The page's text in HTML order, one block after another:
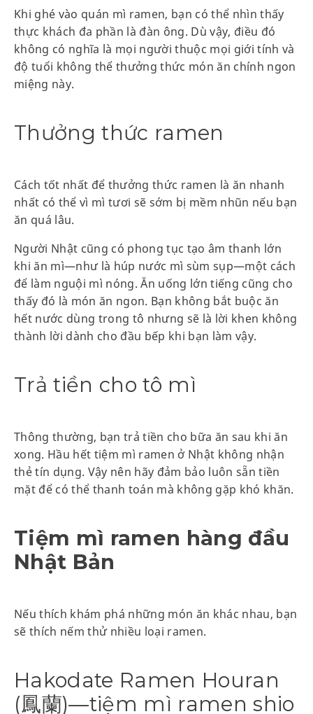
Khi ghé vào quán mì ramen, bạn có thể nhìn thấy
thực khách đa phần là đàn ông. Dù vậy, điều đó
không có nghĩa là mọi người thuộc mọi giới tính và
độ tuổi không thể thưởng thức món ăn chính ngon
miệng này.
Thưởng thức ramen
Cách tốt nhất để thưởng thức ramen là ăn nhanh
nhất có thể vì mì tươi sẽ sớm bị mềm nhũn nếu bạn
ăn quá lâu.
Người Nhật cũng có phong tục tạo âm thanh lớn
khi ăn mì—như là húp nước mì sùm sụp—một cách
để làm nguội mì nóng. Ăn uống lớn tiếng cũng cho
thấy đó là món ăn ngon. Bạn không bắt buộc ăn
hết nước dùng trong tô nhưng sẽ là lời khen không
thành lời dành cho đầu bếp khi bạn làm vậy.
Trả tiền cho tô mì
Thông thường, bạn trả tiền cho bữa ăn sau khi ăn
xong. Hầu hết tiệm mì ramen ở Nhật không nhận
thẻ tín dụng. Vậy nên hãy đảm bảo luôn sẵn tiền
mặt để có thể thanh toán mà không gặp khó khăn.
Tiệm mì ramen hàng đầu
Nhật Bản
Nếu thích khám phá những món ăn khác nhau, bạn
sẽ thích nếm thử nhiều loại ramen.
Hakodate Ramen Houran
(鳳蘭)—tiệm mì ramen shio